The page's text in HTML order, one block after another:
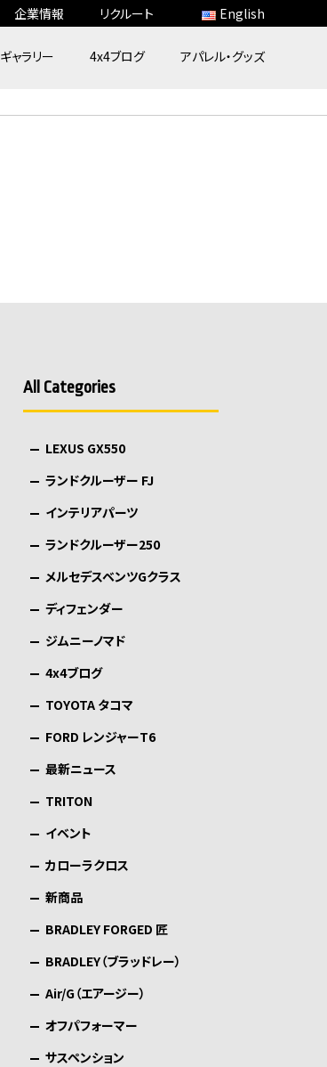
ギャラリー 4x4ブログ アパレル・グッズ
企業情報 リクルート English
All Categories
LEXUS GX550
ランドクルーザー FJ
インテリアパーツ
ランドクルーザー250
メルセデスベンツGクラス
ディフェンダー
ジムニーノマド
4x4ブログ
TOYOTA タコマ
FORD レンジャーT6
最新ニュース
TRITON
イベント
カローラクロス
新商品
BRADLEY FORGED 匠
BRADLEY（ブラッドレー）
Air/G（エアージー）
オフパフォーマー
サスペンション